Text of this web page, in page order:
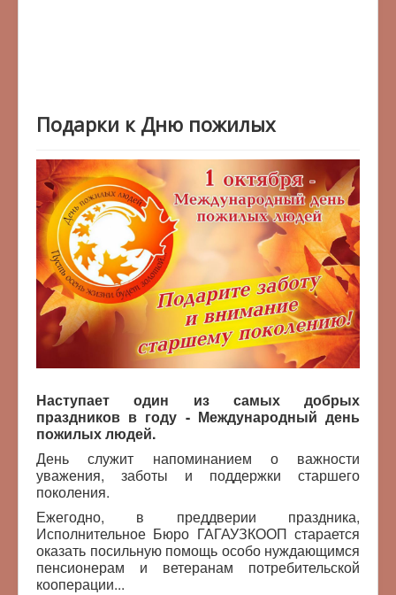
Подарки к Дню пожилых
Наступает один из самых добрых
праздников в году - Международный день
пожилых людей.
День служит напоминанием о важности
уважения, заботы и поддержки старшего
поколения.
Ежегодно, в преддверии праздника,
Исполнительное Бюро ГАГАУЗКООП старается
оказать посильную помощь особо нуждающимся
пенсионерам и ветеранам потребительской
кооперации...